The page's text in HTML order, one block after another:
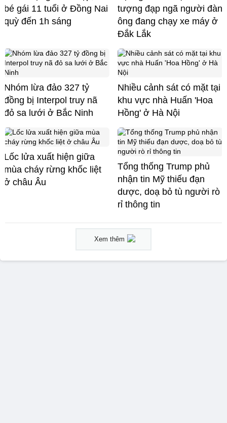
bé gái 11 tuổi ở Đồng Nai
quỳ đến 1h sáng
tượng đạp ngã người đàn
ông đang chạy xe máy ở
Đắk Lắk
Nhóm lừa đảo 327 tỷ
đồng bị Interpol truy nã
đỏ sa lưới ở Bắc Ninh
Nhiều cảnh sát có mặt tại
khu vực nhà Huấn 'Hoa
Hồng' ở Hà Nội
Lốc lửa xuất hiện giữa
mùa cháy rừng khốc liệt
ở châu Âu
Tổng thống Trump phủ
nhận tin Mỹ thiếu đạn
dược, doạ bỏ tù người rò
rỉ thông tin
Xem thêm